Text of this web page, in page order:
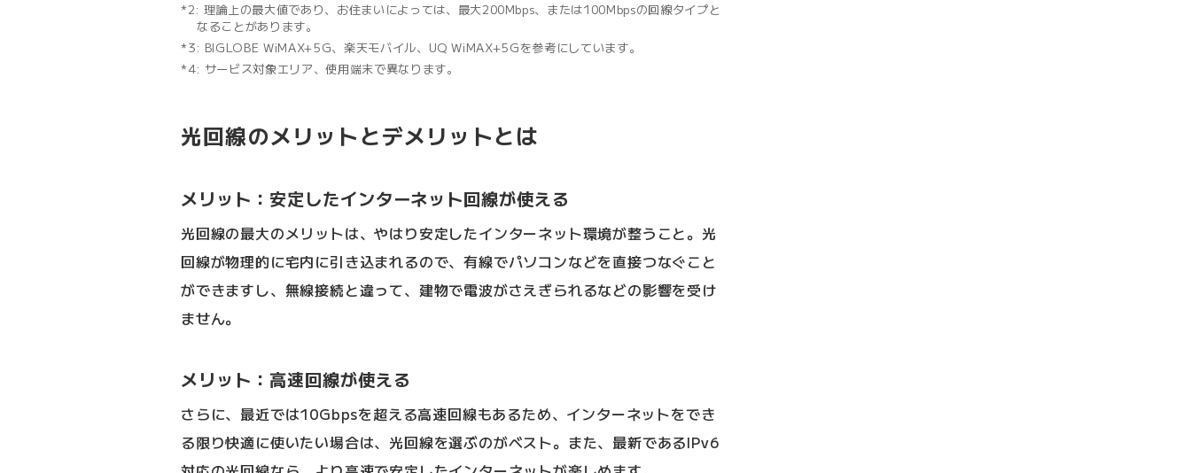
理論上の最大値であり、お住まいによっては、最大200Mbps、または100Mbpsの回線タイプと
なることがあります。
BIGLOBE WiMAX+5G、楽天モバイル、UQ WiMAX+5Gを参考にしています。
サービス対象エリア、使用端末で異なります。
光回線のメリットとデメリットとは
メリット：安定したインターネット回線が使える
光回線の最大のメリットは、やはり安定したインターネット環境が整うこと。光
回線が物理的に宅内に引き込まれるので、有線でパソコンなどを直接つなぐこと
ができますし、無線接続と違って、建物で電波がさえぎられるなどの影響を受け
ません。
メリット：高速回線が使える
さらに、最近では10Gbpsを超える高速回線もあるため、インターネットをでき
る限り快適に使いたい場合は、光回線を選ぶのがベスト。また、最新であるIPv6